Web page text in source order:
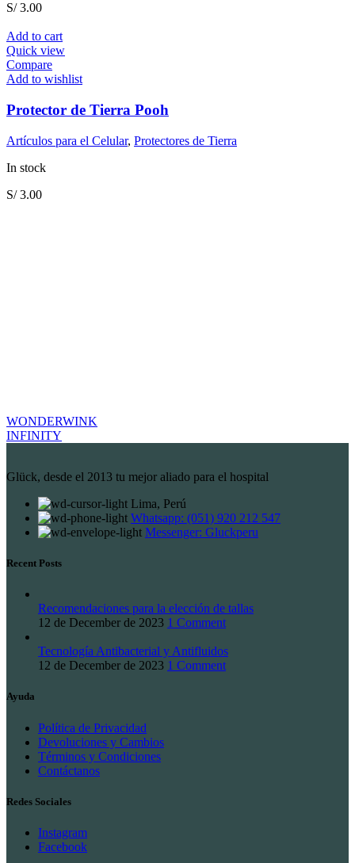
S/3.00
Add to cart
Quick view
Compare
Add to wishlist
Protector de Tierra Pooh
Artículos para el Celular, Protectores de Tierra
In stock
S/3.00
WONDERWINK
INFINITY
Glück, desde el 2013 tu mejor aliado para el hospital
Lima, Perú
Whatsapp: (051) 920 212 547
Messenger: Gluckperu
Recent Posts
Recomendaciones para la elección de tallas
12 de December de 2023 1 Comment
Tecnología Antibacterial y Antifluidos
12 de December de 2023 1 Comment
Ayuda
Política de Privacidad
Devoluciones y Cambios
Términos y Condiciones
Contáctanos
Redes Sociales
Instagram
Facebook